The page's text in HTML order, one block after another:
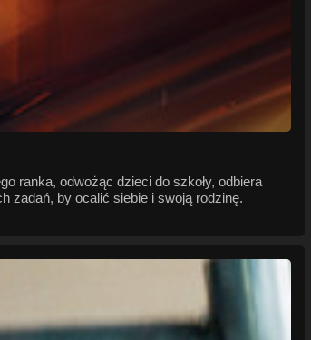
ranka, odwożąc dzieci do szkoły, odbiera
zadań, by ocalić siebie i swoją rodzinę.